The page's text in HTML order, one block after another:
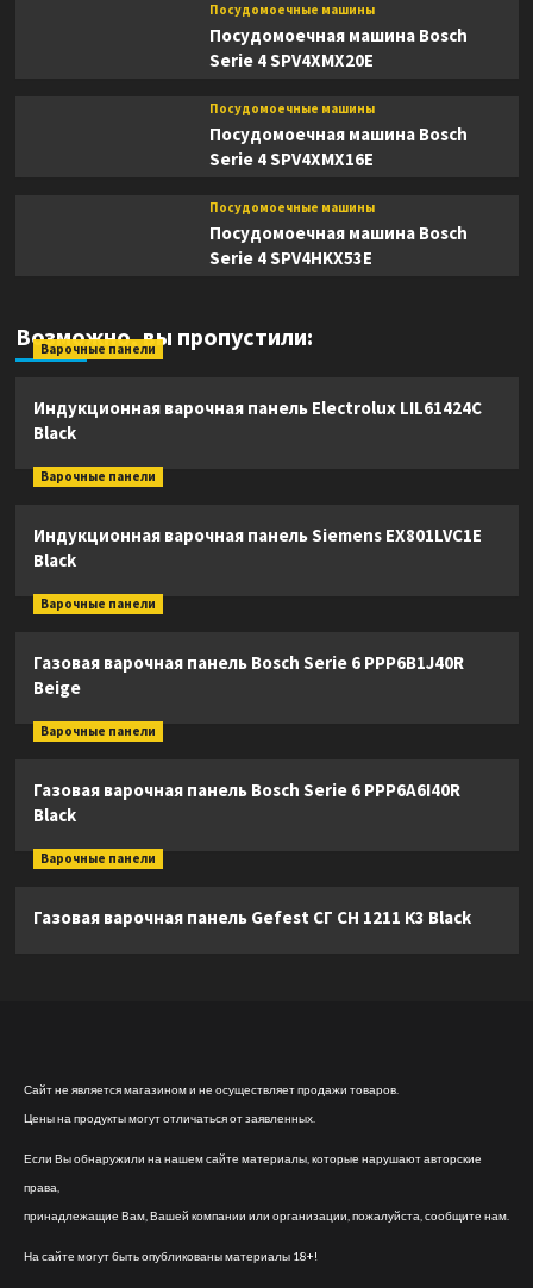
Посудомоечные машины
Посудомоечная машина Bosch
Serie 4 SPV4XMX20E
Посудомоечные машины
Посудомоечная машина Bosch
Serie 4 SPV4XMX16E
Посудомоечные машины
Посудомоечная машина Bosch
Serie 4 SPV4HKX53E
Возможно, вы пропустили:
Варочные панели
Индукционная варочная панель Electrolux LIL61424C
Black
Варочные панели
Индукционная варочная панель Siemens EX801LVC1E
Black
Варочные панели
Газовая варочная панель Bosch Serie 6 PPP6B1J40R
Beige
Варочные панели
Газовая варочная панель Bosch Serie 6 PPP6A6I40R
Black
Варочные панели
Газовая варочная панель Gefest СГ СН 1211 К3 Black
Сайт не является магазином и не осуществляет продажи товаров.
Цены на продукты могут отличаться от заявленных.
Если Вы обнаружили на нашем сайте материалы, которые нарушают авторские
права,
принадлежащие Вам, Вашей компании или организации, пожалуйста, сообщите нам.
На сайте могут быть опубликованы материалы 18+!